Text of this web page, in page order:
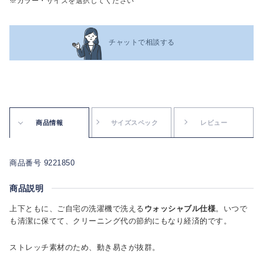
チャットで相談する
商品情報 サイズスペック レビュー
商品番号 9221850
商品説明
上下ともに、ご自宅の洗濯機で洗える ウォッシャブル仕様。いつで
も清潔に保てて、クリーニング代の節約にもなり経済的です。
ストレッチ素材のため、動き易さが抜群。